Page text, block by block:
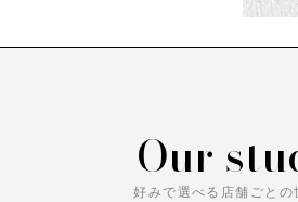
Our
好みで選べる店舗ごとの